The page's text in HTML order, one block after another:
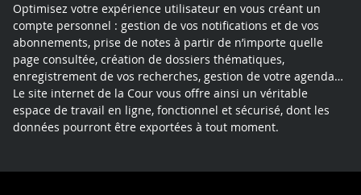
Optimisez votre expérience utilisateur en vous créant un
compte personnel : gestion de vos notifications et de vos
abonnements, prise de notes à partir de n’importe quelle
page consultée, création de dossiers thématiques,
enregistrement de vos recherches, gestion de votre agenda…
Le site internet de la Cour vous offre ainsi un véritable
espace de travail en ligne, fonctionnel et sécurisé, dont les
données pourront être exportées à tout moment.